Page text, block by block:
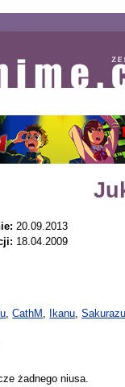
20.09.2013
18.04.2009
,CathM , Ikanu,
żadnego niusa.